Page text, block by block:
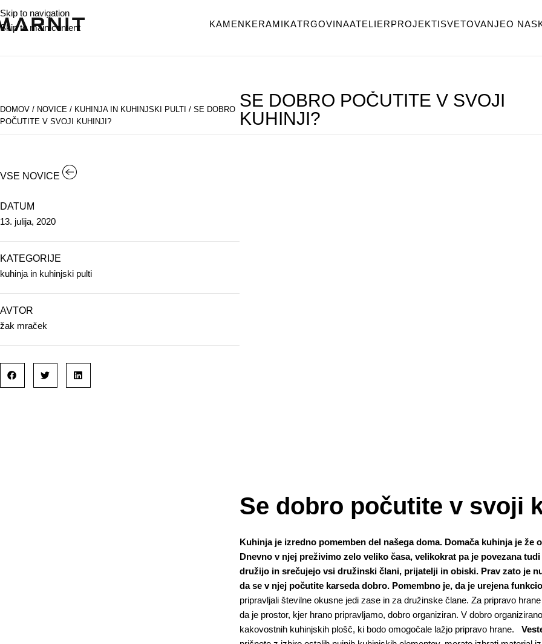
Skip to navigation
Skip to main content
KAMENKERAMIKATRGOVINAATELIERPROJEKTISVETOVANJEO NAS
DOMOV / NOVICE / KUHINJA IN KUHINJSKI PULTI / SE DOBRO
POČUTITE V SVOJI KUHINJI?
SE DOBRO POČUTITE V SVOJI
KUHINJI?
VSE NOVICE
DATUM
13. julija, 2020
KATEGORIJE
kuhinja in kuhinjski pulti
AVTOR
žak mraček
Se dobro počutite v svoji
Kuhinja je izredno pomemben del našega doma. Domača kuhinja je
Dnevno v njej preživimo zelo veliko časa, velikokrat pa je povezana
družijo in srečujejo vsi družinski člani, prijatelji in obiski. Prav zato je
da se v njej počutite karseda dobro. Pomembno je, da je urejena
pripravljali številne okusne jedi zase in za družinske člane. Za pripravo
da je prostor, kjer hrano pripravljamo, dobro organiziran. V dobro
kakovostnih kuhinjskih plošč, ki bodo omogočale lažjo pripravo hrane.